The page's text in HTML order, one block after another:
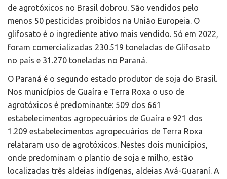
de agrotóxicos no Brasil dobrou. São vendidos pelo
menos 50 pesticidas proibidos na União Europeia. O
glifosato é o ingrediente ativo mais vendido. Só em 2022,
foram comercializadas 230.519 toneladas de Glifosato
no país e 31.270 toneladas no Paraná.
O Paraná é o segundo estado produtor de soja do Brasil.
Nos municípios de Guaíra e Terra Roxa o uso de
agrotóxicos é predominante: 509 dos 661
estabelecimentos agropecuários de Guaíra e 921 dos
1.209 estabelecimentos agropecuários de Terra Roxa
relataram uso de agrotóxicos. Nestes dois municípios,
onde predominam o plantio de soja e milho, estão
localizadas três aldeias indígenas, aldeias Avá-Guaraní. A